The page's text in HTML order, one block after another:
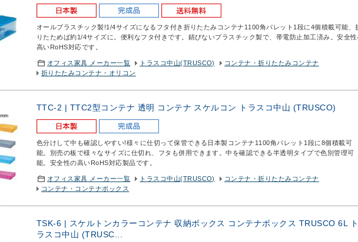
オールプラスチック製!1/4サイズになるフタ付き折りたたみコンテナ 1100角パレット1段に4個積載可能、
りたためば約1/4サイズに。便利なフタ付きです。錆びないプラスチック製で、帯電防止加工済み。安全
高いRoHS対応です。
オフィス家具 メーカー一覧 トラスコ中山(TRUSCO)
コンテナ・折りたたみコンテナ
折りたたみコンテナ・オリコン
TTC-2 | TTC2型コンテナ 透明 コンテナ スケルコン トラスコ中山 (TRUSCO)
色分けして中も確認しやすい!様々に仕切って保管できる日本製コンテナ 1100角パレット1段に8個積載可
能。別売の板で様々なサイズに仕切れ、フタも併用できます。中を確認できる半透明タイプで色別管理可
能。安全性の高いRoHS対応製品です。
オフィス家具 メーカー一覧 トラスコ中山(TRUSCO)
コンテナ・折りたたみコンテナ
コンテナ・コンテナボックス
TSK-6 | スケルトンカラーコンテナ 収納ボックス コンテナボックス TRUSCO 6L ト
ラスコ中山 (TRUSC...